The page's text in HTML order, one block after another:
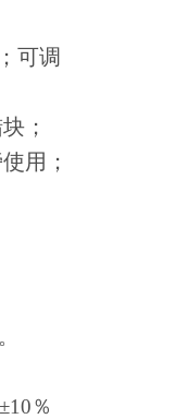
可调
；
用；
±10％